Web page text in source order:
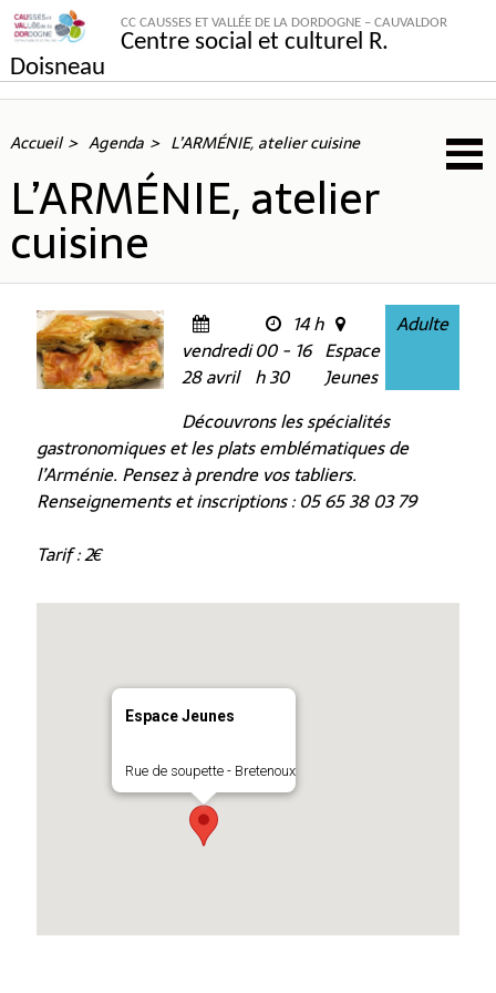
CC CAUSSES ET VALLÉE DE LA DORDOGNE – CAUVALDOR
Centre social et culturel R.
Doisneau
Accueil Agenda L’ARMÉNIE, atelier cuisine
L’ARMÉNIE, atelier
cuisine
vendredi
28 avril
14 h
00 - 16
h 30
Espace
Jeunes
Adulte
Découvrons les spécialités
gastronomiques et les plats emblématiques de
l’Arménie. Pensez à prendre vos tabliers.
Renseignements et inscriptions : 05 65 38 03 79
Tarif : 2€
Espace Jeunes
Rue de soupette - Bretenoux